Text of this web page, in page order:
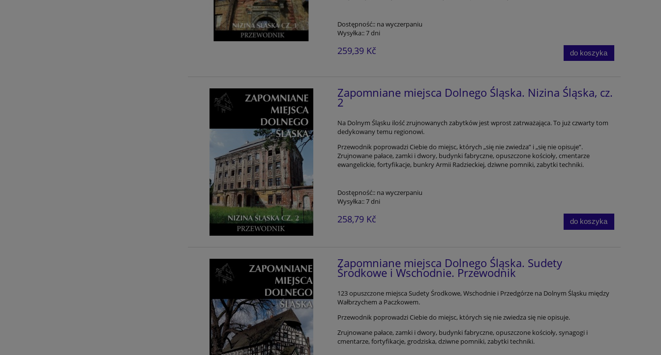
Dostępność:: na wyczerpaniu
Wysyłka::7 dni
259,39 Kč do koszyka
Zapomniane miejsca Dolnego Śląska. Nizina Śląska, cz.
2
Na Dolnym Śląsku ilość zrujnowanych zabytków jest wprost zatrważająca. To już czwarty tom
dedykowany temu regionowi.
Przewodnik poprowadzi Ciebie do miejsc, których „się nie zwiedza” i „się nie opisuje”.
Zrujnowane pałace, zamki i dwory, budynki fabryczne, opuszczone kościoły, cmentarze
ewangelickie, fortyfikacje, bunkry Armii Radzieckiej, dziwne pomniki, zabytki techniki.
Dostępność:: na wyczerpaniu
Wysyłka::7 dni
258,79 Kč do koszyka
Zapomniane miejsca Dolnego Śląska. Sudety
Środkowe i Wschodnie. Przewodnik
123 opuszczone miejsca Sudety Środkowe, Wschodnie i Przedgórze na Dolnym Śląsku między
Wałbrzychem a Paczkowem.
Przewodnik poprowadzi Ciebie do miejsc, których się nie zwiedza się nie opisuje.
Zrujnowane pałace, zamki i dwory, budynki fabryczne, opuszczone kościoły, synagogi i
cmentarze, fortyfikacje, grodziska, dziwne pomniki, zabytki techniki.